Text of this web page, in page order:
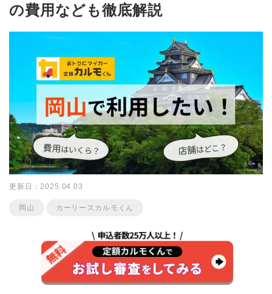
の費用なども徹底解説
更新日：2025.04.03
岡山 カーリースカルモくん